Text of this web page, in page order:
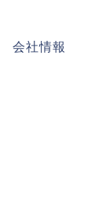
会社情報